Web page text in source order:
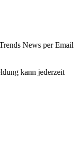
News per Email
kann jederzeit